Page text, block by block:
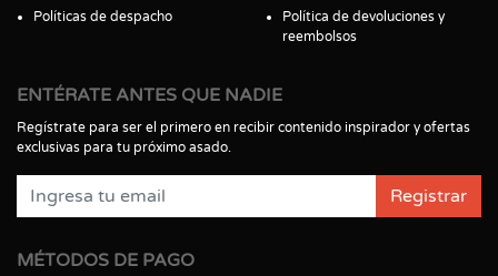
Políticas de despacho
Política de devoluciones y
reembolsos
ENTÉRATE ANTES QUE NADIE
Regístrate para ser el primero en recibir contenido inspirador y ofertas
exclusivas para tu próximo asado.
Registrar
MÉTODOS DE PAGO